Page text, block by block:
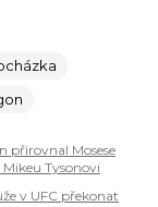
přirovnal Mosese
Tysonovi
v UFC překonat